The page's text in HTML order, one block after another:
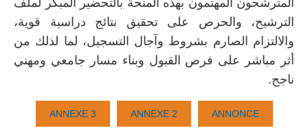
الترشيح، والحرص على تحقيق نتائج دراسية قوية،
والالتزام الصارم بشروط وآجال التسجيل، لما لذلك من
أثر مباشر على فرص القبول وبناء مسار جامعي ومهني
ناجح.
ANNONCE
ANNEXE 2
ANNEXE 3